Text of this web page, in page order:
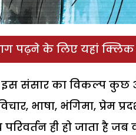
पढ़ने के लिए यहां
संसार का विकल्प कुछ
भाषा, भंगिमा, प्रेम
परिवर्तन ही हो जाता है